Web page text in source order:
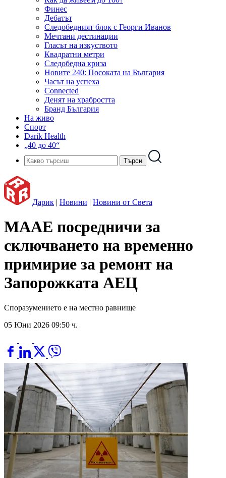
Финес
Дебатът
Следобедният блок с Георги Иванов
Мечтани дестинации
Гласът на изкуството
Квадратни метри
Следобедна криза
Новите 240: Посоката на България
Часът на успеха
Connected
Денят на храбростта
Бранд България
На живо
Спорт
Darik Health
„40 до 40“
Дарик | Новини | Новини от Света
МААЕ посредничи за
сключването на временно
примирие за ремонт на
Запорожката АЕЦ
Споразумението е на местно равнище
05 Юни 2026 09:50 ч.